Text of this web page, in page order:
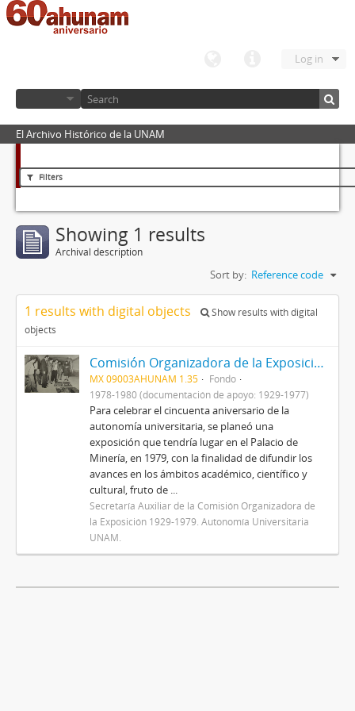
Log in
El Archivo Histórico de la UNAM
Filters
Showing 1 results
Archival description
Sort by: Reference code
1 results with digital objects
Show results with digital
objects
Comisión Organizadora de la Exposición 1929-1979. Autonomía Universitaria
MX 09003AHUNAM 1.35
Fondo
1978-1980 (documentación de apoyo: 1929-1977)
Para celebrar el cincuenta aniversario de la
autonomía universitaria, se planeó una
exposición que tendría lugar en el Palacio de
Minería, en 1979, con la finalidad de difundir los
avances en los ámbitos académico, científico y
cultural, fruto de ...
Secretaría Auxiliar de la Comisión Organizadora de
la Exposición 1929-1979. Autonomía Universitaria
UNAM.